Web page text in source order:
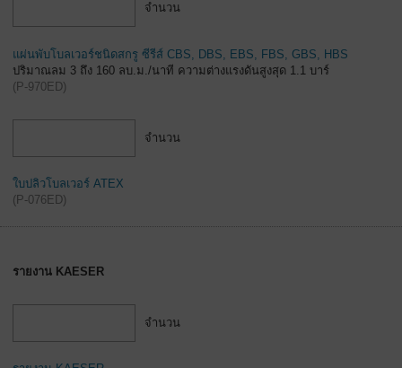
จำนวน
แผ่นพับโบลเวอร์ชนิดสกรู ซีรีส์ CBS, DBS, EBS, FBS, GBS, HBS
ปริมาณลม 3 ถึง 160 ลบ.ม./นาที ความต่างแรงดันสูงสุด 1.1 บาร์
(P-970ED)
จำนวน
ใบปลิวโบลเวอร์ ATEX
(P-076ED)
รายงาน KAESER
จำนวน